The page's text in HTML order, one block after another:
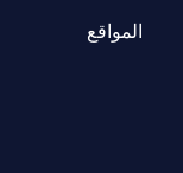
المواقع
(opens in a new tab)